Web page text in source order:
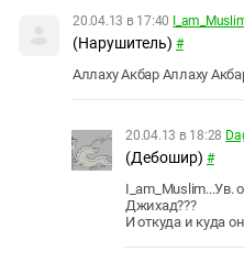
20.04.13 в 17:40
(Нарушитель) #
Аллаху Акбар Аллаху
20.04.13 в 18:28
(Дебошир) #
I_am_Muslim...Ув.
Джихад???
И откуда и куда